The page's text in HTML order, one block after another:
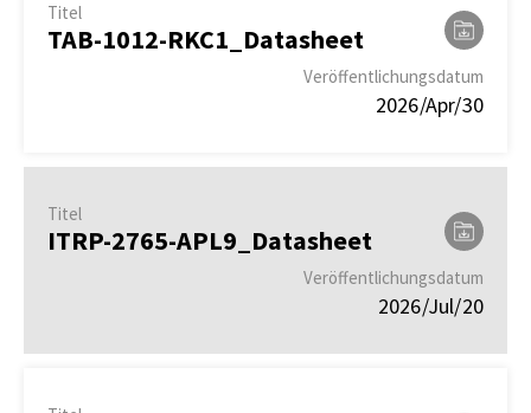
Titel
TAB-1012-RKC1_Datasheet
Veröffentlichungsdatum
2026/Apr/30
Titel
ITRP-2765-APL9_Datasheet
Veröffentlichungsdatum
2026/Jul/20